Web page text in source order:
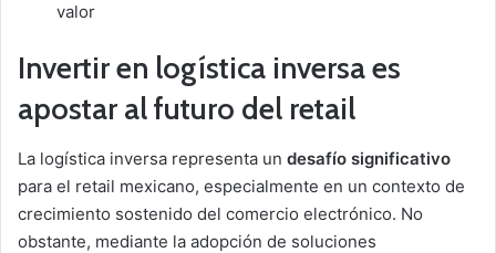
valor
Invertir en logística inversa es
apostar al futuro del retail
La logística inversa representa un desafío significativo
para el retail mexicano, especialmente en un contexto de
crecimiento sostenido del comercio electrónico. No
obstante, mediante la adopción de soluciones